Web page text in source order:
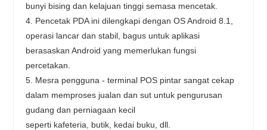
bunyi bising dan kelajuan tinggi semasa mencetak.
4. Pencetak PDA ini dilengkapi dengan OS Android 8.1,
operasi lancar dan stabil, bagus untuk aplikasi
berasaskan Android yang memerlukan fungsi
percetakan.
5. Mesra pengguna - terminal POS pintar sangat cekap
dalam memproses jualan dan sut untuk pengurusan
gudang dan perniagaan kecil
seperti kafeteria, butik, kedai buku, dll.